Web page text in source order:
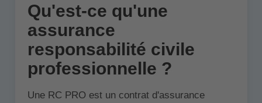
Qu'est-ce qu'une
assurance
responsabilité civile
professionnelle ?
Une RC PRO est un contrat d'assurance